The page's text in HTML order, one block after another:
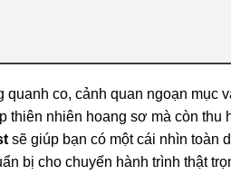
co, cảnh quan ngoạn mục
thiên nhiên hoang sơ mà còn thu
sẽ giúp bạn có một cái nhìn toàn
bị cho chuyến hành trình thật